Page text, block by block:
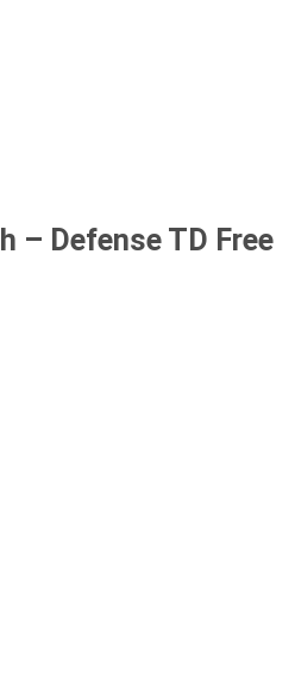
– Defense TD Free